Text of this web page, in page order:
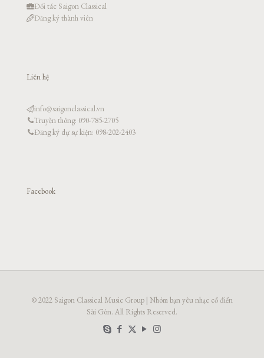
Đối tác Saigon Classical
Đăng ký thành viên
Liên hệ
info@saigonclassical.vn
Truyền thông: 090-785-2705
Đăng ký dự sự kiện: 098-202-2403
Facebook
© 2022 Saigon Classical Music Group | Nhóm bạn yêu nhạc cổ điển
Sài Gòn. All Rights Reserved.